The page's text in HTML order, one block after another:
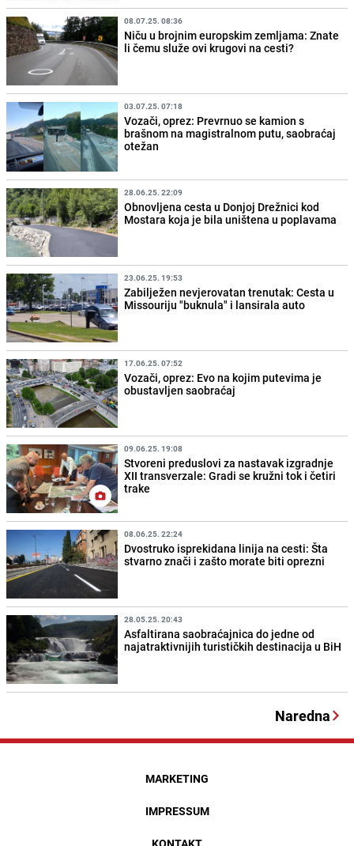
08.07.25. 08:36
Niču u brojnim europskim zemljama: Znate
li čemu služe ovi krugovi na cesti?
03.07.25. 07:18
Vozači, oprez: Prevrnuo se kamion s
brašnom na magistralnom putu, saobraćaj
otežan
28.06.25. 22:09
Obnovljena cesta u Donjoj Drežnici kod
Mostara koja je bila uništena u poplavama
23.06.25. 19:53
Zabilježen nevjerovatan trenutak: Cesta u
Missouriju "buknula" i lansirala auto
17.06.25. 07:52
Vozači, oprez: Evo na kojim putevima je
obustavljen saobraćaj
09.06.25. 19:08
Stvoreni preduslovi za nastavak izgradnje
XII transverzale: Gradi se kružni tok i četiri
trake
08.06.25. 22:24
Dvostruko isprekidana linija na cesti: Šta
stvarno znači i zašto morate biti oprezni
28.05.25. 20:43
Asfaltirana saobraćajnica do jedne od
najatraktivnijih turističkih destinacija u BiH
Naredna
MARKETING
IMPRESSUM